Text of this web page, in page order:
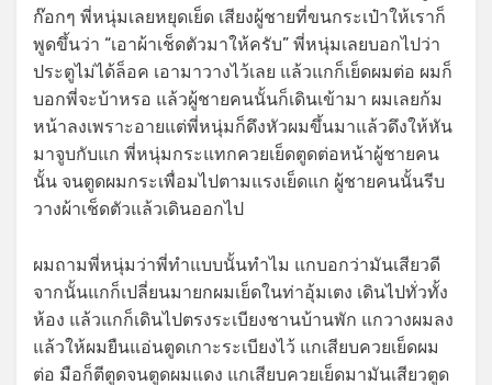
ก๊อกๆ พี่หนุ่มเลยหยุดเย็ด เสียงผู้ชายที่ขนกระเป๋าให้เราก็
พูดขึ้นว่า “เอาผ้าเช็ดตัวมาให้ครับ” พี่หนุ่มเลยบอกไปว่า
ประตูไม่ได้ล็อค เอามาวางไว้เลย แล้วแกก็เย็ดผมต่อ ผมก็
บอกพี่จะบ้าหรอ แล้วผู้ชายคนนั้นก็เดินเข้ามา ผมเลยก้ม
หน้าลงเพราะอายแต่พี่หนุ่มก็ดึงหัวผมขึ้นมาแล้วดึงให้หัน
มาจูบกับแก พี่หนุ่มกระแทกควยเย็ดตูดต่อหน้าผู้ชายคน
นั้น จนตูดผมกระเพื่อมไปตามแรงเย็ดแก ผู้ชายคนนั้นรีบ
วางผ้าเช็ดตัวแล้วเดินออกไป
ผมถามพี่หนุ่มว่าพี่ทำแบบนั้นทำไม แกบอกว่ามันเสียวดี
จากนั้นแกก็เปลี่ยนมายกผมเย็ดในท่าอุ้มเตง เดินไปทั่วทั้ง
ห้อง แล้วแกก็เดินไปตรงระเบียงชานบ้านพัก แกวางผมลง
แล้วให้ผมยืนแอ่นตูดเกาะระเบียงไว้ แกเสียบควยเย็ดผม
ต่อ มือก็ตีตูดจนตูดผมแดง แกเสียบควยเย็ดมามันเสียวตูด